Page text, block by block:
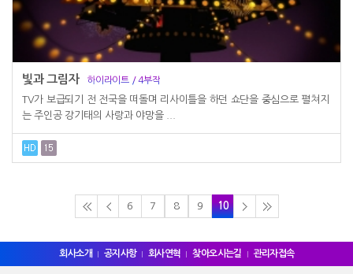
빛과 그림자 하이라이트 / 4부작
TV가 보급되기 전 전국을 떠돌며 리사이틀을 하던 쇼단을 중심으로 펼쳐지
는 주인공 강기태의 사랑과 야망을 ...
6 7 8 9 10
회사소개 공지사항 회사연혁 찾아오시는길 관리자접속